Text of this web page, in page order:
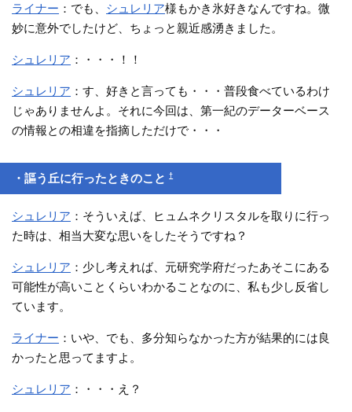
ライナー ：でも、 シュレリア様もかき氷好きなんですね。微
妙に意外でしたけど、ちょっと親近感湧きました。
シュレリア ：・・・！！
シュレリア ：す、好きと言っても・・・普段食べているわけ
じゃありませんよ。それに今回は、第一紀のデーターベース
の情報との相違を指摘しただけで・・・
・謳う丘に行ったときのこと†
シュレリア ：そういえば、ヒュムネクリスタルを取りに行っ
た時は、相当大変な思いをしたそうですね？
シュレリア ：少し考えれば、元研究学府だったあそこにある
可能性が高いことくらいわかることなのに、私も少し反省し
ています。
ライナー ：いや、でも、多分知らなかった方が結果的には良
かったと思ってますよ。
シュレリア ：・・・え？